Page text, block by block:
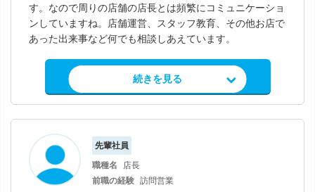
す。なので周りの店舗の店長とは頻繁にコミュニケーショ
ンしていますね。店舗運営、スタッフ教育、その他お店で
あった出来事など何でも相談しあえています。
求人情報を見る
続きを見る
先輩社員
職種名
店長
前職の経験 訪問営業